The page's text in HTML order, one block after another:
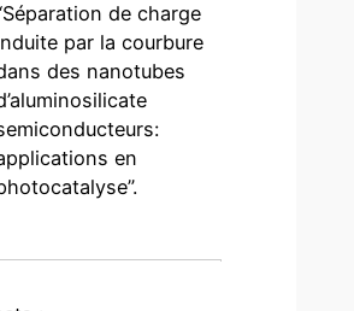
de charge
par la courbure
des nanotubes
en